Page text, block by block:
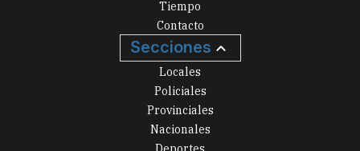
Tiempo
Contacto
Secciones
Locales
Policiales
Provinciales
Nacionales